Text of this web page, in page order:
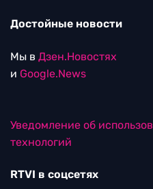
Достойные новости
Мы в Дзен.Новостях
и Google.News
Уведомление об
технологий
RTVI в соцсетях